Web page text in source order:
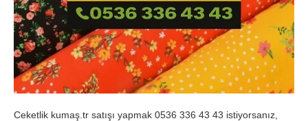
Ceketlik kumaş.tr satışı yapmak 0536 336 43 43 istiyorsanız,